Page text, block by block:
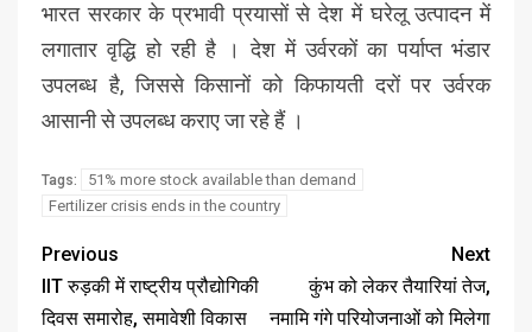
भारत सरकार के प्रभावी प्रयासों से देश में घरेलू उत्पादन में
लगातार वृद्धि हो रही है । देश में उर्वरकों का पर्याप्त भंडार
उपलब्ध है, जिससे किसानों को किफायती दरों पर उर्वरक
आसानी से उपलब्ध कराए जा रहे हैं ।
Tags:
51% more stock available than demand
Fertilizer crisis ends in the country
Previous
IIT रुड़की में राष्ट्रीय प्रौद्योगिकी
दिवस समारोह, समावेशी विकास
Next
कुंभ को लेकर तैयारियां तेज,
नमामि गंगे परियोजनाओं को मिलेगा